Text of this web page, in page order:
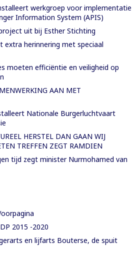
werkgroep voor implementatie
Information System (APIS)
uit bij Esther Stichting
extra herinnering met speciaal
moeten efficiëntie en veiligheid op
AAN MET
Nationale Burgerluchtvaart
HERSTEL DAN GAAN WIJ
TREFFEN ZEGT RAMDIEN
tijd zegt minister Nurmohamed van
2015 -2020
en lijfarts Bouterse, de spuit